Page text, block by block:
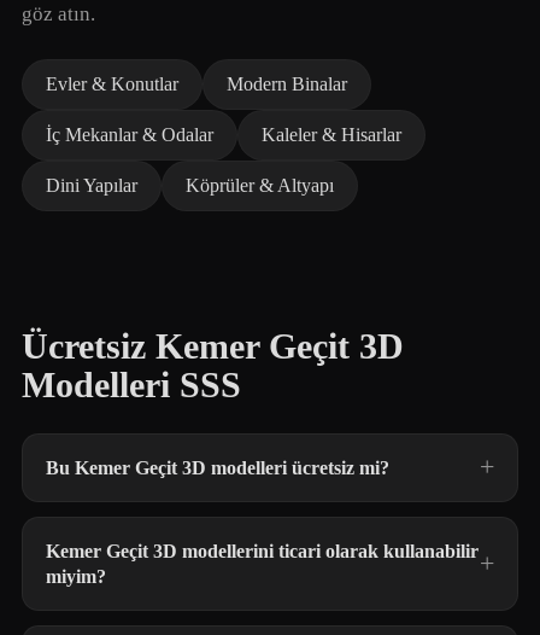
göz atın.
Evler & Konutlar Modern Binalar
İç Mekanlar & Odalar Kaleler & Hisarlar
Dini Yapılar Köprüler & Altyapı
Ücretsiz Kemer Geçit 3D
Modelleri SSS
Bu Kemer Geçit 3D modelleri ücretsiz mi?
Kemer Geçit 3D modellerini ticari olarak kullanabilir
miyim?